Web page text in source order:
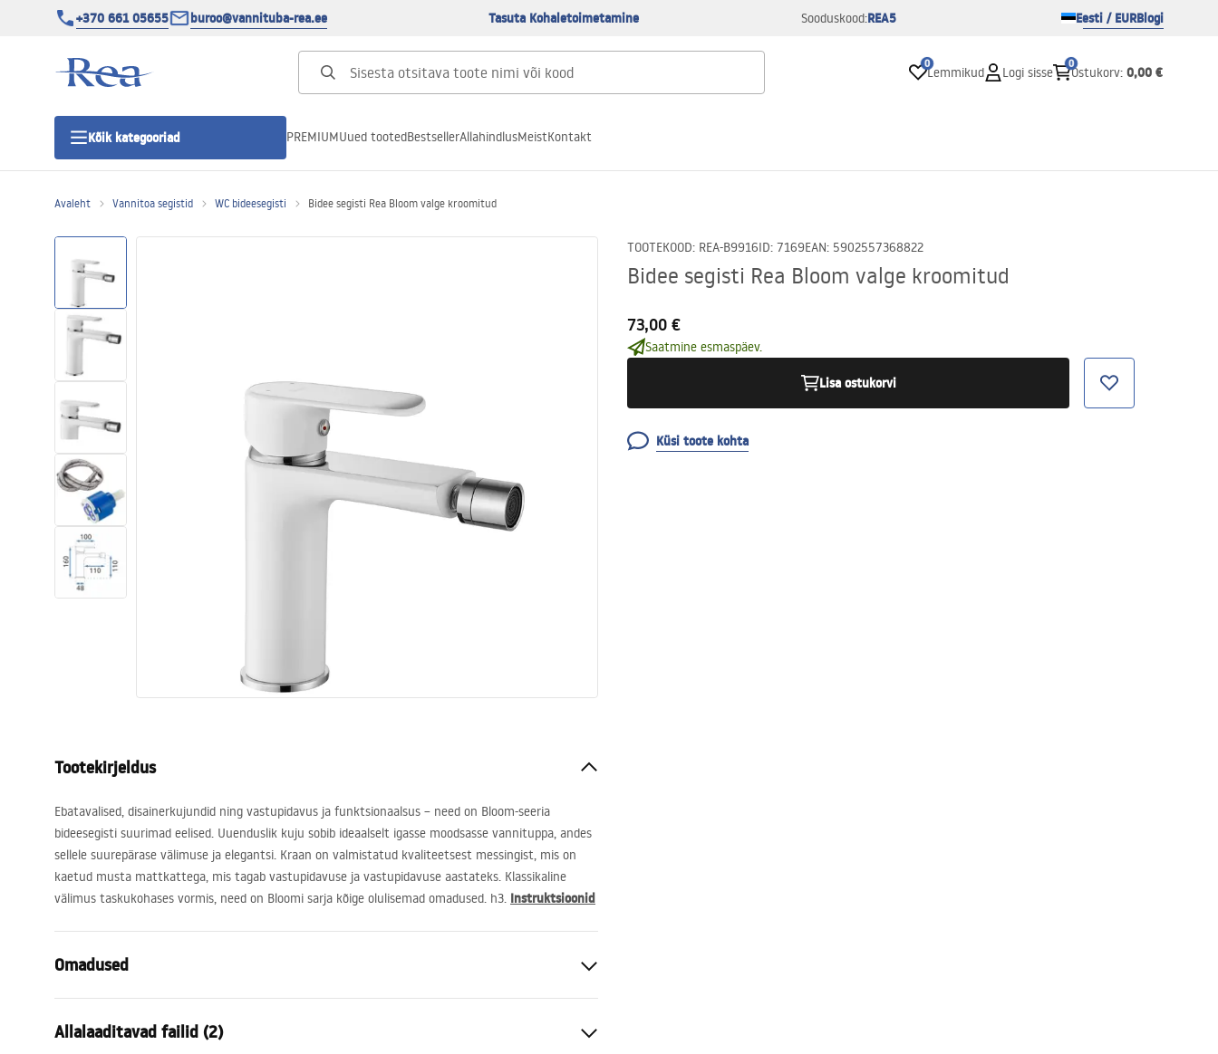
+370 661 05655 buroo@vannituba-rea.ee Tasuta Kohaletoimetamine Sooduskood:REA5 Eesti / EURBlogi
0
Lemmikud Logi sisse
0
Ostukorv: 0,00 €
Kõik kategooriad
Duši uks
Lineaarne duši äravool
Tualettruumid
Vannid ja ekraanid
Vannitoa segistid
PREMIUMUued tootedBestsellerAllahindlusMeistKontakt
Avaleht Vannitoa segistid WC bideesegisti Bidee segisti Rea Bloom valge kroomitud
TOOTEKOOD: REA-B9916ID: 7169EAN: 5902557368822
Bidee segisti Rea Bloom valge kroomitud
73,00 €
Saatmine esmaspäev.
Lisa ostukorvi
Küsi toote kohta
Tootekirjeldus
Ebatavalised, disainerkujundid ning vastupidavus ja funktsionaalsus – need on Bloom-seeria
bideesegisti suurimad eelised. Uuenduslik kuju sobib ideaalselt igasse moodsasse vannituppa, andes
sellele suurepärase välimuse ja elegantsi. Kraan on valmistatud kvaliteetsest messingist, mis on
kaetud musta mattkattega, mis tagab vastupidavuse ja vastupidavuse aastateks. Klassikaline
välimus taskukohases vormis, need on Bloomi sarja kõige olulisemad omadused. h3. Instruktsioonid
Omadused
Paigaldusviis
Allalaaditavad failid (2)